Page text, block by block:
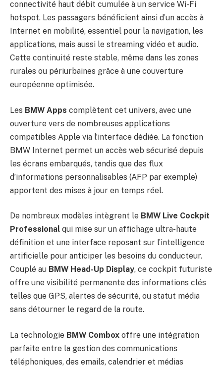
connectivité haut débit cumulée à un service Wi-Fi
hotspot. Les passagers bénéficient ainsi d’un accès à
Internet en mobilité, essentiel pour la navigation, les
applications, mais aussi le streaming vidéo et audio.
Cette continuité reste stable, même dans les zones
rurales ou périurbaines grâce à une couverture
européenne optimisée.
Les BMW Apps complètent cet univers, avec une
ouverture vers de nombreuses applications
compatibles Apple via l’interface dédiée. La fonction
BMW Internet permet un accès web sécurisé depuis
les écrans embarqués, tandis que des flux
d’informations personnalisables (AFP par exemple)
apportent des mises à jour en temps réel.
De nombreux modèles intègrent le BMW Live Cockpit
Professional qui mise sur un affichage ultra-haute
définition et une interface reposant sur l’intelligence
artificielle pour anticiper les besoins du conducteur.
Couplé au BMW Head-Up Display, ce cockpit futuriste
offre une visibilité permanente des informations clés
telles que GPS, alertes de sécurité, ou statut média
sans détourner le regard de la route.
La technologie BMW Combox offre une intégration
parfaite entre la gestion des communications
téléphoniques, des emails, calendrier et médias